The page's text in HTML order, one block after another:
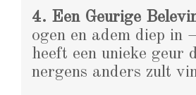
4. Een Geurige
ogen en adem diep in
heeft een unieke geur
nergens anders zult